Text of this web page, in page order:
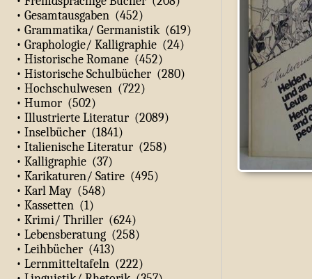
• Gesamtausgaben (452)
• Grammatika/ Germanistik (619)
• Graphologie/ Kalligraphie (24)
• Historische Romane (452)
• Historische Schulbücher (280)
• Hochschulwesen (722)
• Humor (502)
• Illustrierte Literatur (2089)
• Inselbücher (1841)
• Italienische Literatur (258)
• Kalligraphie (37)
• Karikaturen/ Satire (495)
• Karl May (548)
• Kassetten (1)
• Krimi/ Thriller (624)
• Lebensberatung (258)
• Leihbücher (413)
• Lernmitteltafeln (222)